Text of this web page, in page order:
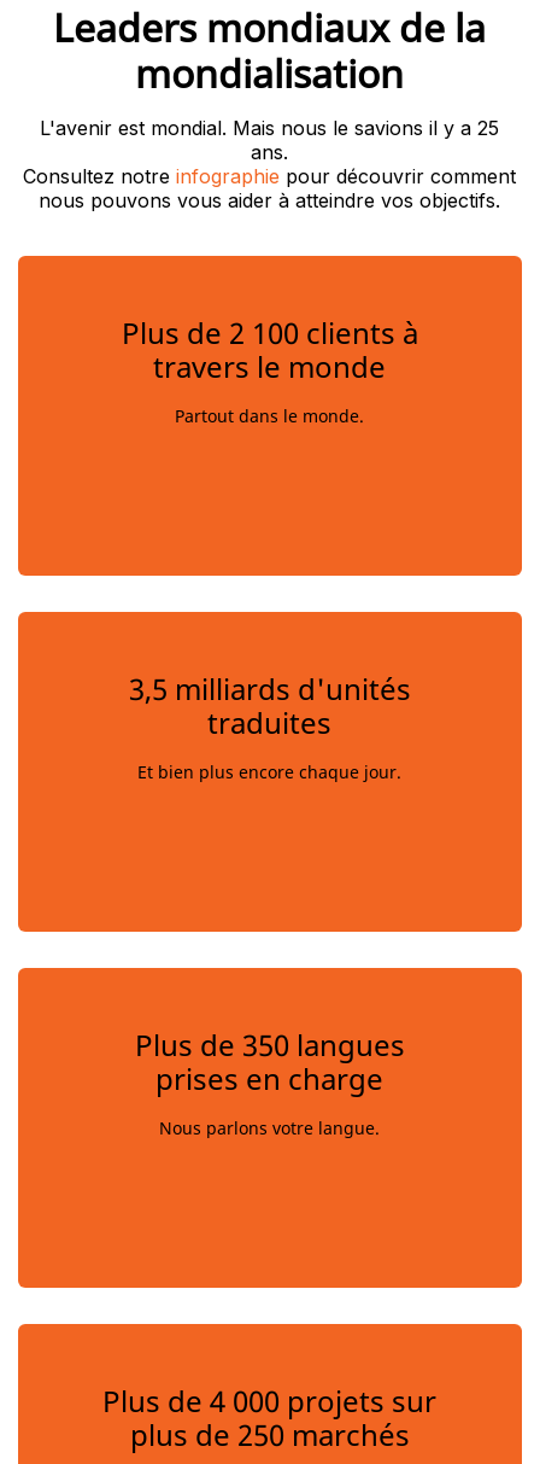
Leaders mondiaux de la
mondialisation
L'avenir est mondial. Mais nous le savions il y a 25
ans.
Consultez notreinfographie pour découvrir comment
nous pouvons vous aider à atteindre vos objectifs.
Plus de 2 100 clients à
travers le monde
Partout dans le monde.
3,5 milliards d'unités
traduites
Et bien plus encore chaque jour.
Plus de 350 langues
prises en charge
Nous parlons votre langue.
Plus de 4 000 projets sur
plus de 250 marchés